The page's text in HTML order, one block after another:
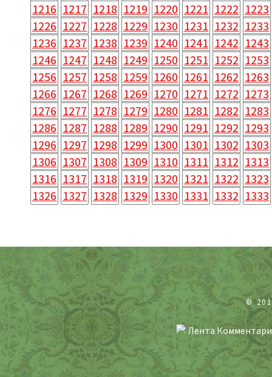
1216 1217 1218 1219 1220 1221 1222 1223
1226 1227 1228 1229 1230 1231 1232 1233
1236 1237 1238 1239 1240 1241 1242 1243
1246 1247 1248 1249 1250 1251 1252 1253
1256 1257 1258 1259 1260 1261 1262 1263
1266 1267 1268 1269 1270 1271 1272 1273
1276 1277 1278 1279 1280 1281 1282 1283
1286 1287 1288 1289 1290 1291 1292 1293
1296 1297 1298 1299 1300 1301 1302 1303
1306 1307 1308 1309 1310 1311 1312 1313
1316 1317 1318 1319 1320 1321 1322 1323
1326 1327 1328 1329 1330 1331 1332 1333
©
Лента